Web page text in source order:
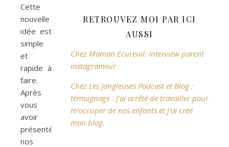
Cette
nouvelle
idée est
simple
et
rapide à
faire.
Après
vous
avoir
présenté
nos
RETROUVEZ MOI PAR ICI
AUSSI
Chez Maman Ecureuil: Interview parent
instagrameur
Chez Les Jongleuses Podcast et Blog :
témoignage : J’ai arrêté de travailler pour
m’occuper de nos enfants et j’ai créé
mon blog.